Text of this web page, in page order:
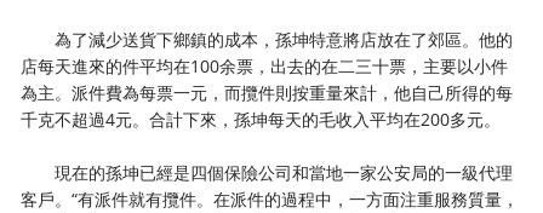
為了減少送貨下鄉鎮的成本，孫坤特意將店放在了郊區。他的
店每天進來的件平均在100余票，出去的在二三十票，主要以小件
為主。派件費為每票一元，而攬件則按重量來計，他自己所得的每
千克不超過4元。合計下來，孫坤每天的毛收入平均在200多元。
現在的孫坤已經是四個保險公司和當地一家公安局的一級代理
客戶。“有派件就有攬件。在派件的過程中，一方面注重服務質量，